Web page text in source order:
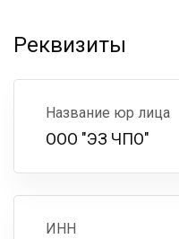
Реквизиты
Название юр лица
ООО "ЭЗ ЧПО"
ИНН